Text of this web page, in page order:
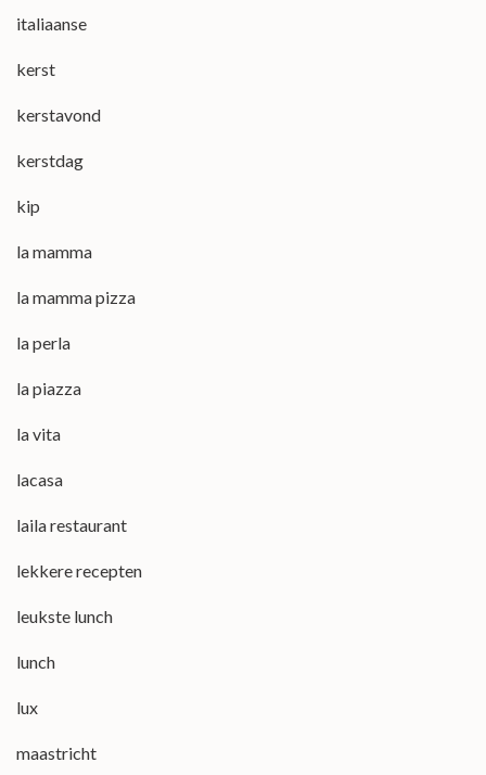
italiaanse
kerst
kerstavond
kerstdag
kip
la mamma
la mamma pizza
la perla
la piazza
la vita
lacasa
laila restaurant
lekkere recepten
leukste lunch
lunch
lux
maastricht